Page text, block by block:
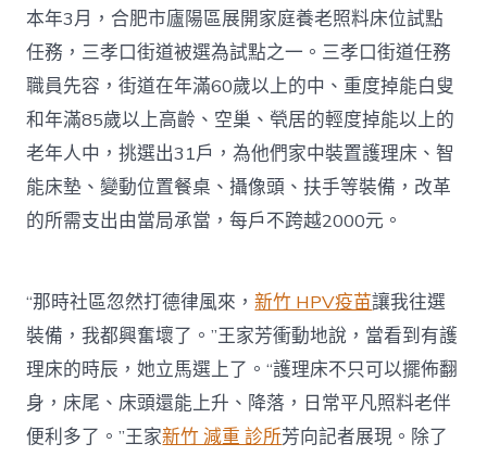
本年3月，合肥市廬陽區展開家庭養老照料床位試點
任務，三孝口街道被選為試點之一。三孝口街道任務
職員先容，街道在年滿60歲以上的中、重度掉能白叟
和年滿85歲以上高齡、空巢、煢居的輕度掉能以上的
老年人中，挑選出31戶，為他們家中裝置護理床、智
能床墊、變動位置餐桌、攝像頭、扶手等裝備，改革
的所需支出由當局承當，每戶不跨越2000元。
“那時社區忽然打德律風來，新竹 HPV疫苗讓我往選
裝備，我都興奮壞了。”王家芳衝動地說，當看到有護
理床的時辰，她立馬選上了。“護理床不只可以擺佈翻
身，床尾、床頭還能上升、降落，日常平凡照料老伴
便利多了。”王家新竹 減重 診所芳向記者展現。除了